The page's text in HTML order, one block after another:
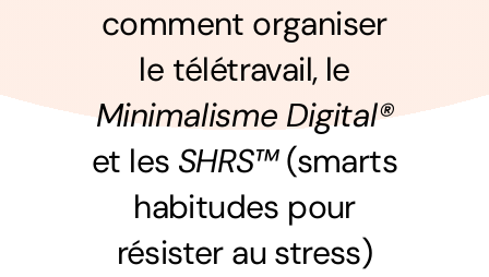
comment organiser
le télétravail, le
Minimalisme Digital®
et les SHRS™(smarts
habitudes pour
résister au stress)